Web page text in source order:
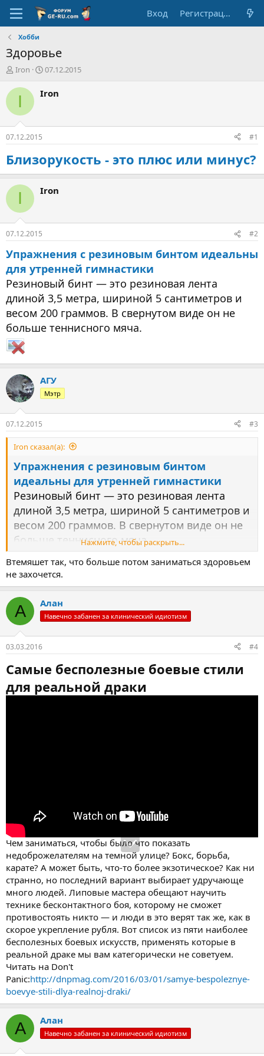
Вход Регистрация
Хобби
Здоровье
А
т
т
е
м
Iron
Д
т
а
а
07.12.2015
I Iron
07.12.2015 #1
Близорукость - это плюс или минус?
I Iron
07.12.2015 #2
Упражнения с резиновым бинтом идеальны
для утренней гимнастики
Резиновый бинт — это резиновая лента
длиной 3,5 метра, шириной 5 сантиметров и
весом 200 граммов. В свернутом виде он не
больше теннисного мяча.
АГУ
Мэтр
07.12.2015 #3
Iron сказал(а):
Упражнения с резиновым бинтом
идеальны для утренней гимнастики
Резиновый бинт — это резиновая лента
длиной 3,5 метра, шириной 5 сантиметров и
весом 200 граммов. В свернутом виде он не
больше теннисного мяча.
Нажмите, чтобы раскрыть...
Втемяшет так, что больше потом заниматься здоровьем
не захочется.
А Алан
Навечно забанен за клинический идиотизм
03.03.2016 #4
Самые бесполезные боевые стили
для реальной драки
Чем заниматься, чтобы было что показать
недоброжелателям на темной улице? Бокс, борьба,
карате? А может быть, что-то более экзотическое? Как ни
странно, но последний вариант выбирает удручающе
много людей. Липовые мастера обещают научить
технике бесконтактного боя, которому не сможет
противостоять никто — и люди в это верят так же, как в
скорое укрепление рубля. Вот список из пяти наиболее
бесполезных боевых искусств, применять которые в
реальной драке мы вам категорически не советуем.
Читать на Don't
Panic:http://dnpmag.com/2016/03/01/samye-bespoleznye-
boevye-stili-dlya-realnoj-draki/
А Алан
Навечно забанен за клинический идиотизм